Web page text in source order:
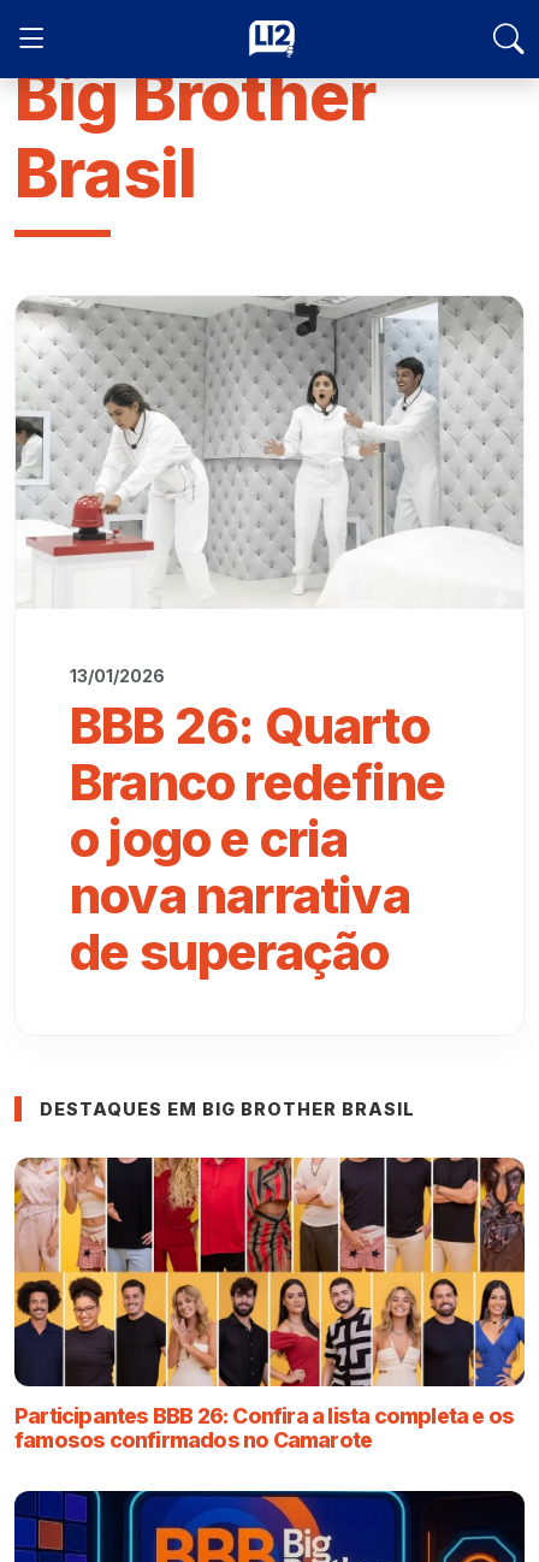
Big Brother
Brasil
13/01/2026
BBB 26: Quarto
Branco redefine
o jogo e cria
nova narrativa
de superação
DESTAQUES EM BIG BROTHER BRASIL
Participantes BBB 26: Confira a lista completa e os
famosos confirmados no Camarote